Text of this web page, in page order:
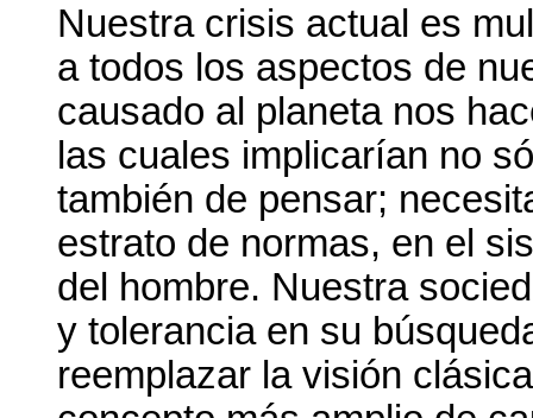
Nuestra crisis actual es
a todos los aspectos de
causado al planeta nos
las cuales implicarían no
también de pensar;
estrato de normas, en el
del hombre. Nuestra
y tolerancia en su
reemplazar la visión